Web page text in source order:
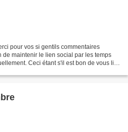
pour vos si gentils commentaires
de maintenir le lien social par les temps
Ceci étant s'il est bon de vous lire